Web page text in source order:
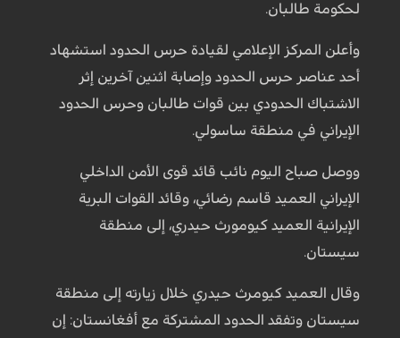
لحكومة طالبان.
وأعلن المركز الإعلامي لقيادة حرس الحدود استشهاد
أحد عناصر حرس الحدود وإصابة اثنين آخرين إثر
الاشتباك الحدودي بين قوات طالبان وحرس الحدود
الإيراني في منطقة ساسولي.
ووصل صباح اليوم نائب قائد قوى الأمن الداخلي
الإيراني العميد قاسم رضائي، وقائد القوات البرية
الإيرانية العميد كيومورث حيدري، إلى منطقة
سيستان.
وقال العميد كيومرث حيدري خلال زيارته إلى منطقة
سيستان وتفقد الحدود المشتركة مع أفغانستان: إن